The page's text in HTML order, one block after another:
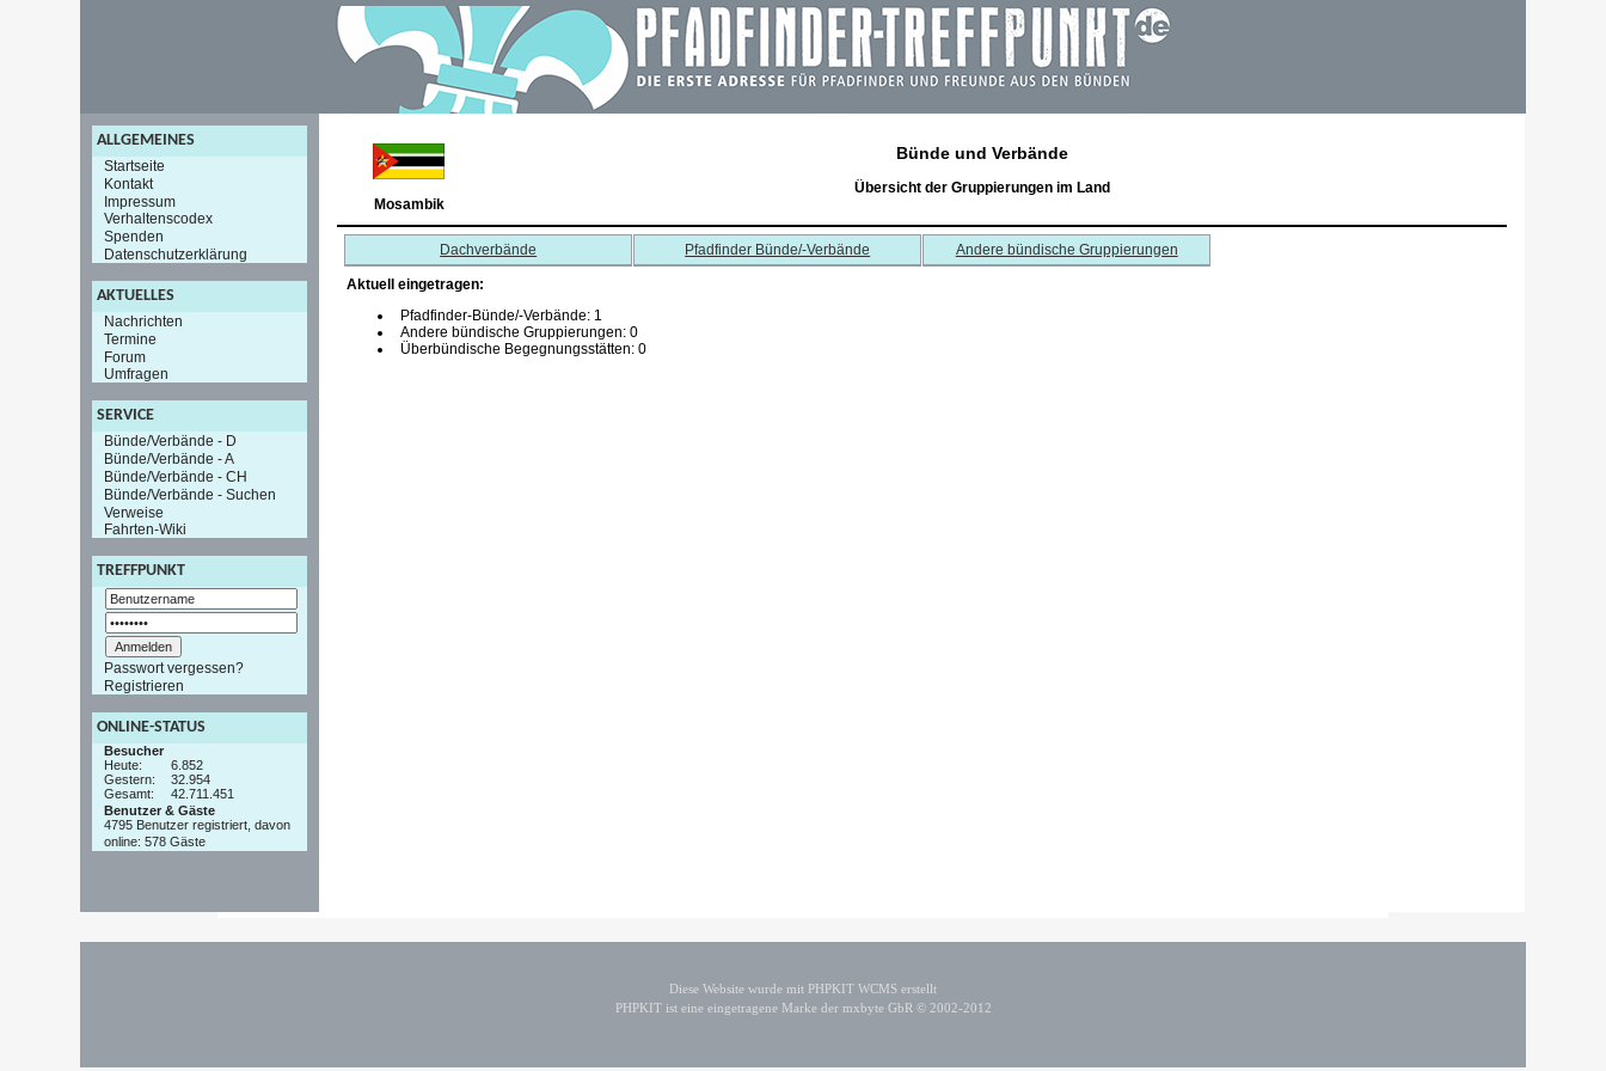
ALLGEMEINES
Startseite
Kontakt
Impressum
Verhaltenscodex
Spenden
Datenschutzerklärung
AKTUELLES
Nachrichten
Termine
Forum
Umfragen
SERVICE
Bünde/Verbände - D
Bünde/Verbände - A
Bünde/Verbände - CH
Bünde/Verbände - Suchen
Verweise
Fahrten-Wiki
TREFFPUNKT
Passwort vergessen?
Registrieren
ONLINE-STATUS
Besucher
Heute:
6.852
Gestern:
32.954
Gesamt:
42.711.451
Benutzer & Gäste
4795 Benutzer registriert, davon
online: 578 Gäste
Mosambik
Bünde und Verbände
Übersicht der Gruppierungen im Land
Dachverbände Pfadfinder Bünde/-Verbände Andere bündische Gruppierungen
Aktuell eingetragen:
Pfadfinder-Bünde/-Verbände: 1
Andere bündische Gruppierungen: 0
Überbündische Begegnungsstätten: 0
Diese Website wurde mit PHPKIT WCMS erstellt
PHPKIT ist eine eingetragene Marke der mxbyte GbR © 2002-2012